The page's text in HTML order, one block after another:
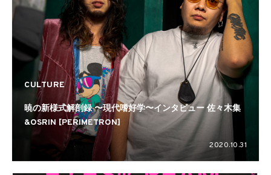
CULTURE
暁の新様式解剖録 〜現代嗜好学〜インタビュー 佐々木集
&OSRIN [PERIMETRON]
2020.10.31